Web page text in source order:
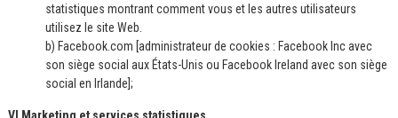
statistiques montrant comment vous et les autres utilisateurs
utilisez le site Web.
b) Facebook.com [administrateur de cookies : Facebook Inc avec
son siège social aux États-Unis ou Facebook Ireland avec son siège
social en Irlande];
VI Marketing et services statistiques